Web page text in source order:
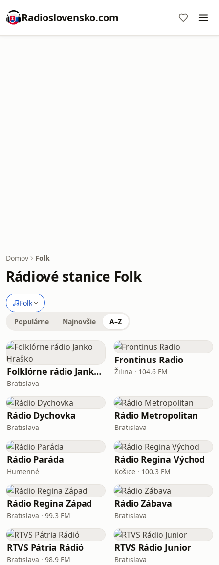
Radioslovensko.com
Domov Folk
Rádiové stanice Folk
Folk
Populárne Najnovšie A–Z
Folklórne rádio Janko Hraško
Bratislava
Frontinus Radio
Žilina · 104.6 FM
Rádio Dychovka
Bratislava
Rádio Metropolitan
Bratislava
Rádio Paráda
Humenné
Rádio Regina Východ
Košice · 100.3 FM
Rádio Regina Západ
Bratislava · 99.3 FM
Rádio Zábava
Bratislava
RTVS Pátria Rádió
Bratislava · 98.9 FM
RTVS Rádio Junior
Bratislava